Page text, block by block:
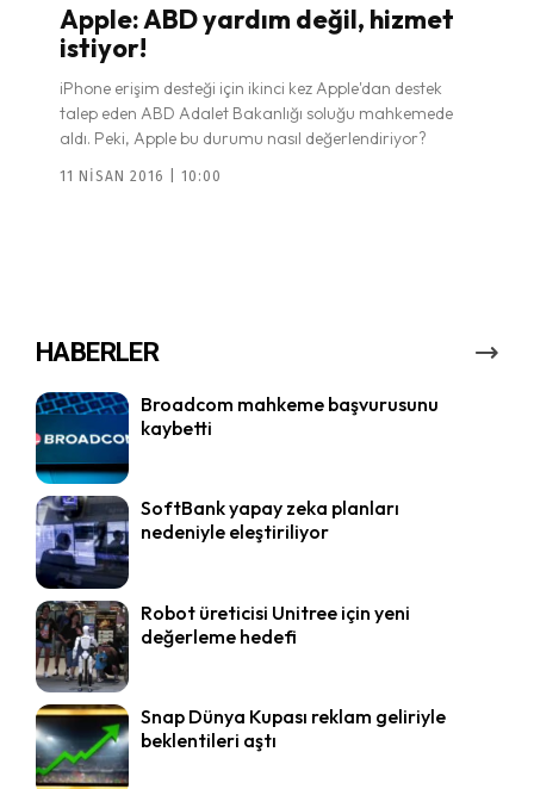
Apple: ABD yardım değil, hizmet
istiyor!
iPhone erişim desteği için ikinci kez Apple'dan destek
talep eden ABD Adalet Bakanlığı soluğu mahkemede
aldı. Peki, Apple bu durumu nasıl değerlendiriyor?
11 NISAN 2016 | 10:00
HABERLER
Broadcom mahkeme başvurusunu
kaybetti
SoftBank yapay zeka planları
nedeniyle eleştiriliyor
Robot üreticisi Unitree için yeni
değerleme hedefi
Snap Dünya Kupası reklam geliriyle
beklentileri aştı